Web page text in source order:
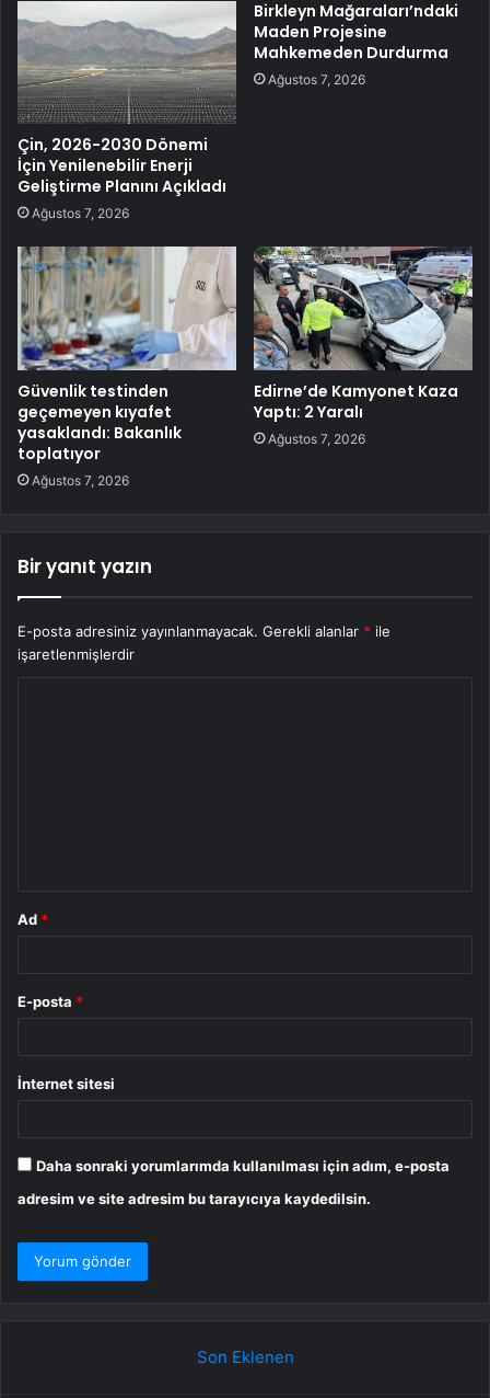
Çin, 2026-2030 Dönemi
İçin Yenilenebilir Enerji
Geliştirme Planını Açıkladı
Ağustos 7, 2026
Birkleyn Mağaraları’ndaki
Maden Projesine
Mahkemeden Durdurma
Ağustos 7, 2026
Güvenlik testinden
geçemeyen kıyafet
yasaklandı: Bakanlık
toplatıyor
Ağustos 7, 2026
Edirne’de Kamyonet Kaza
Yaptı: 2 Yaralı
Ağustos 7, 2026
Bir yanıt yazın
E-posta adresiniz yayınlanmayacak. Gerekli alanlar * ile
işaretlenmişlerdir
Ad *
E-posta *
İnternet sitesi
Daha sonraki yorumlarımda kullanılması için adım, e-posta
adresim ve site adresim bu tarayıcıya kaydedilsin.
Son Eklenen